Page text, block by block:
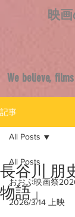
映
We believe,
記事
All Posts
おおぶ映画祭
2026/3/14 上映
All Posts
長谷川 朋
物語」